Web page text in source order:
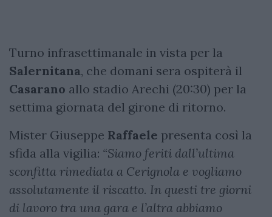
Turno infrasettimanale in vista per la
Salernitana, che domani sera ospiterà il
Casarano allo stadio Arechi (20:30) per la
settima giornata del girone di ritorno.
Mister Giuseppe Raffaele presenta così la
sfida alla vigilia: “Siamo feriti dall’ultima
sconfitta rimediata a Cerignola e vogliamo
assolutamente il riscatto. In questi tre giorni
di lavoro tra una gara e l’altra abbiamo